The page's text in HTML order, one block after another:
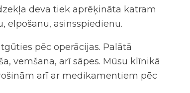
deva tiek aprēķināta katram
elpošanu, asinsspiedienu.
pēc operācijas. Palātā
vemšana, arī sāpes. Mūsu klīnikā
arī ar medikamentiem pēc